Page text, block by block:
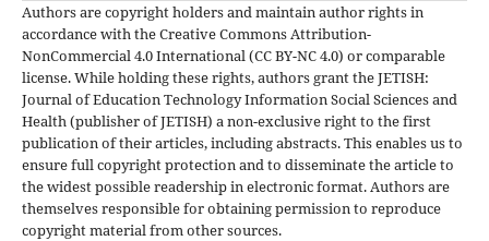
Authors are copyright holders and maintain author rights in
accordance with the Creative Commons Attribution-
NonCommercial 4.0 International (CC BY-NC 4.0) or comparable
license. While holding these rights, authors grant the JETISH:
Journal of Education Technology Information Social Sciences and
Health (publisher of JETISH) a non-exclusive right to the first
publication of their articles, including abstracts. This enables us to
ensure full copyright protection and to disseminate the article to
the widest possible readership in electronic format. Authors are
themselves responsible for obtaining permission to reproduce
copyright material from other sources.